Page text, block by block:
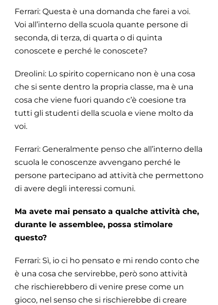
Ferrari: Questa è una domanda che farei a voi.
Voi all’interno della scuola quante persone di
seconda, di terza, di quarta o di quinta
conoscete e perché le conoscete?
Dreolini: Lo spirito copernicano non è una cosa
che si sente dentro la propria classe, ma è una
cosa che viene fuori quando c’è coesione tra
tutti gli studenti della scuola e viene molto da
voi.
Ferrari: Generalmente penso che all’interno della
scuola le conoscenze avvengano perché le
persone partecipano ad attività che permettono
di avere degli interessi comuni.
Ma avete mai pensato a qualche attività che,
durante le assemblee, possa stimolare
questo?
Ferrari: Sì, io ci ho pensato e mi rendo conto che
è una cosa che servirebbe, però sono attività
che rischierebbero di venire prese come un
gioco, nel senso che si rischierebbe di creare